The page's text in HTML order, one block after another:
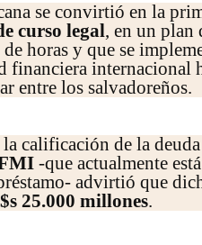
se convirtió en la
curso legal, en un plan
horas y que se
financiera internacional
entre los salvadoreños.
calificación de la
-que actualmente
advirtió que
25.000 millones.